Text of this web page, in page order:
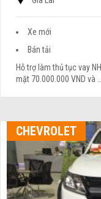
Xe mới
Bán tải
Hỗ trợ làm thủ tục vay
mặt 70.000.000 VND và
CHEVROLET